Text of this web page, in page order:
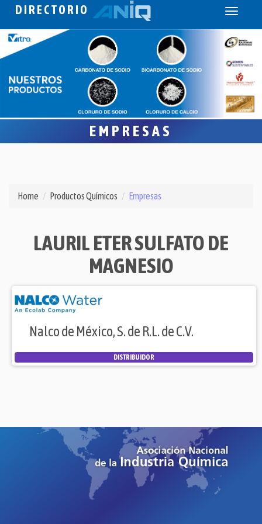
DIRECTORIO
Toggle
EMPRESAS
Home Productos Químicos Empresas
LAURIL ETER SULFATO DE
MAGNESIO
Nalco de México, S. de R.L. de C.V.
DISTRIBUIDOR